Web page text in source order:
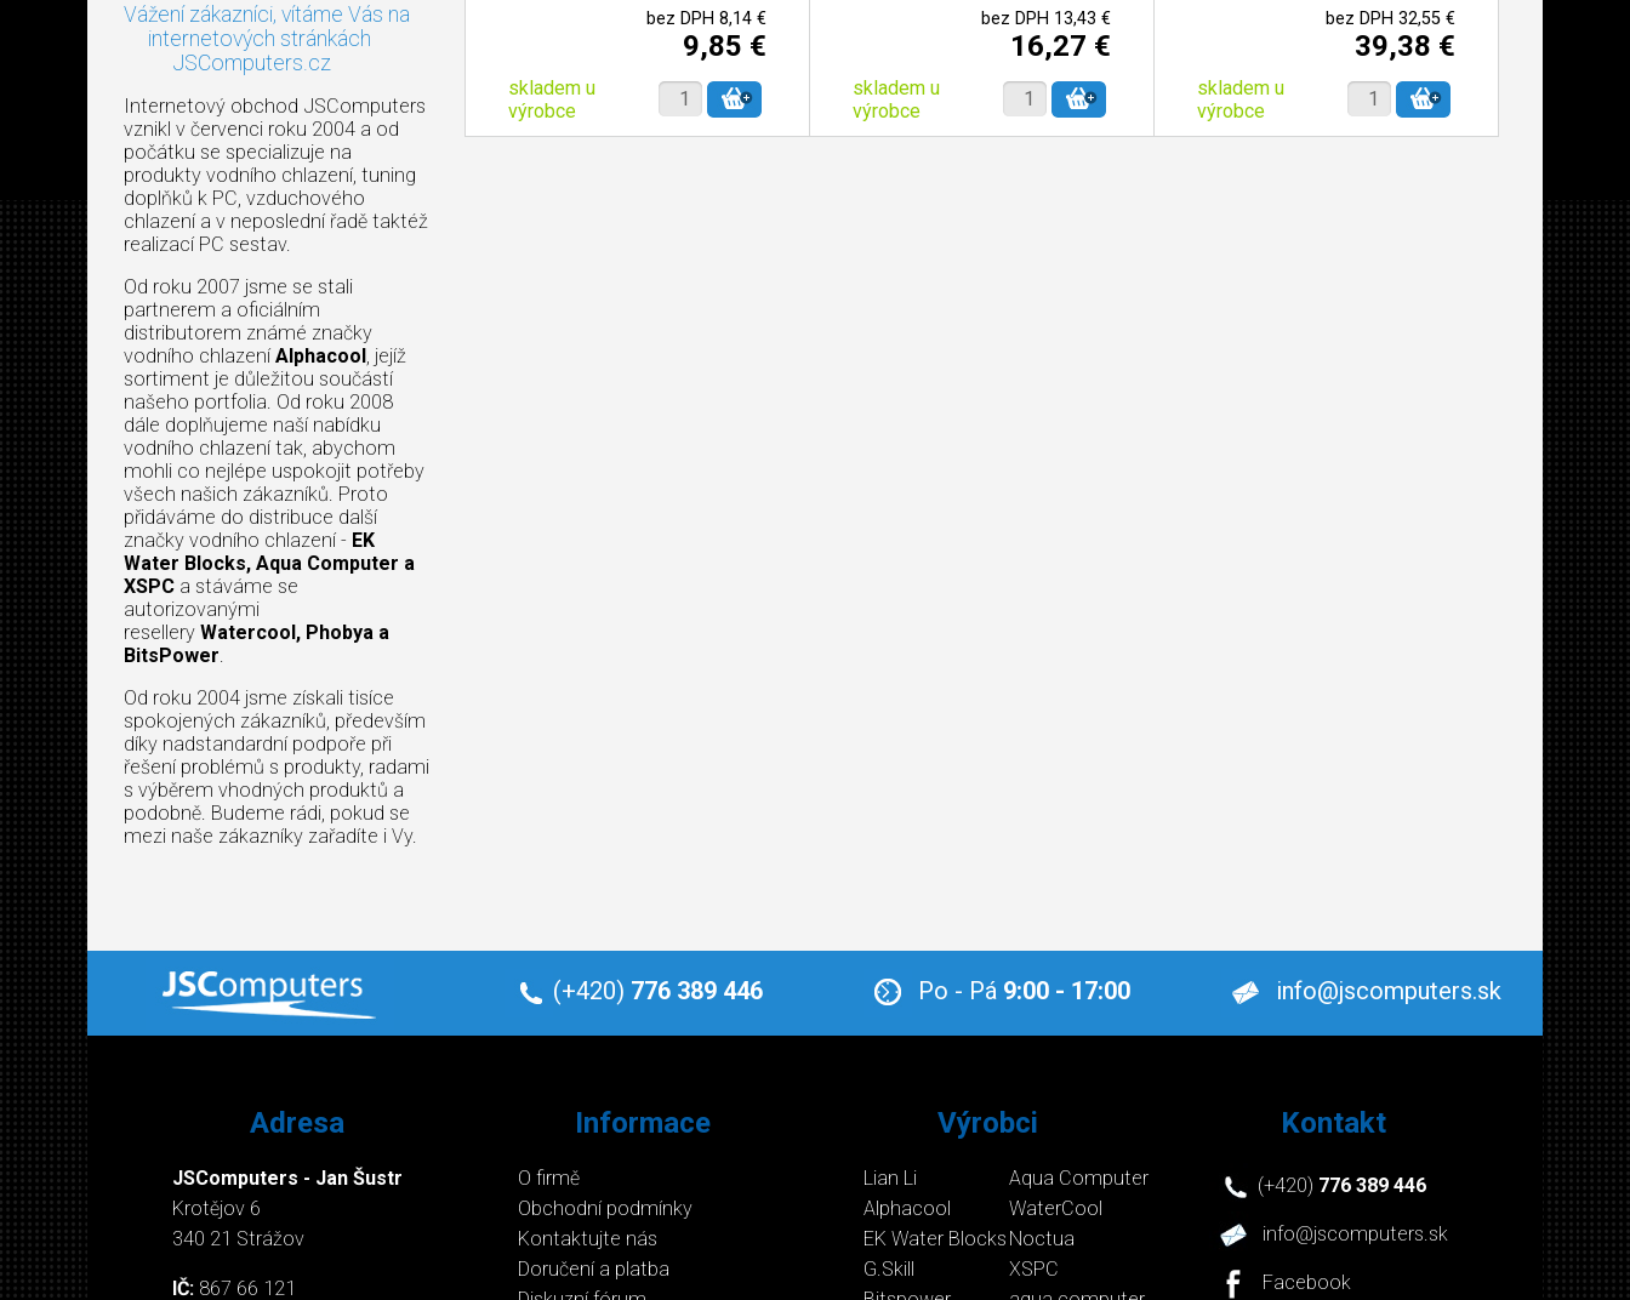
Vážení zákazníci, vítáme Vás na
internetových stránkách
JSComputers.cz
Internetový obchod JSComputers
vznikl v červenci roku 2004 a od
počátku se specializuje na
produkty vodního chlazení, tuning
doplňků k PC, vzduchového
chlazení a v neposlední řadě taktéž
realizací PC sestav.
Od roku 2007 jsme se stali
partnerem a oficiálním
distributorem známé značky
vodního chlazení Alphacool, jejíž
sortiment je důležitou součástí
našeho portfolia. Od roku 2008
dále doplňujeme naší nabídku
vodního chlazení tak, abychom
mohli co nejlépe uspokojit potřeby
všech našich zákazníků. Proto
přidáváme do distribuce další
značky vodního chlazení - EK
Water Blocks, Aqua Computer a
XSPC a stáváme se
autorizovanými
resellery Watercool, Phobya a
BitsPower.
Od roku 2004 jsme získali tisíce
spokojených zákazníků, především
díky nadstandardní podpoře při
řešení problémů s produkty, radami
s výběrem vhodných produktů a
podobně. Budeme rádi, pokud se
mezi naše zákazníky zařadíte i Vy.
bez DPH 8,14 €
9,85 €
skladem u
výrobce
bez DPH 13,43 €
16,27 €
skladem u
výrobce
bez DPH 32,55 €
39,38 €
skladem u
výrobce
(+420) 776 389 446 Po - Pá 9:00 - 17:00 info@jscomputers.sk
Adresa
JSComputers - Jan Šustr
Krotějov 6
340 21 Strážov
IČ: 867 66 121
Informace
O firmě
Obchodní podmínky
Kontaktujte nás
Doručení a platba
Výrobci
Lian Li
Aqua Computer
Alphacool
WaterCool
EK Water Blocks Noctua
G.Skill
XSPC
Kontakt
(+420) 776 389 446
info@jscomputers.sk
Facebook